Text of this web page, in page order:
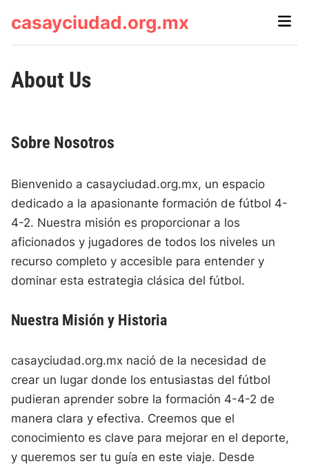
casayciudad.org.mx
Main
About Us
Sobre Nosotros
Bienvenido a casayciudad.org.mx, un espacio
dedicado a la apasionante formación de fútbol 4-
4-2. Nuestra misión es proporcionar a los
aficionados y jugadores de todos los niveles un
recurso completo y accesible para entender y
dominar esta estrategia clásica del fútbol.
Nuestra Misión y Historia
casayciudad.org.mx nació de la necesidad de
crear un lugar donde los entusiastas del fútbol
pudieran aprender sobre la formación 4-4-2 de
manera clara y efectiva. Creemos que el
conocimiento es clave para mejorar en el deporte,
y queremos ser tu guía en este viaje. Desde